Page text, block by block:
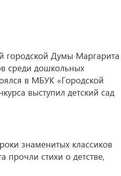
городской Думы Маргарита
среди дошкольных
в МБУК «Городской
выступил детский сад
знаменитых классиков
прочли стихи о детстве,